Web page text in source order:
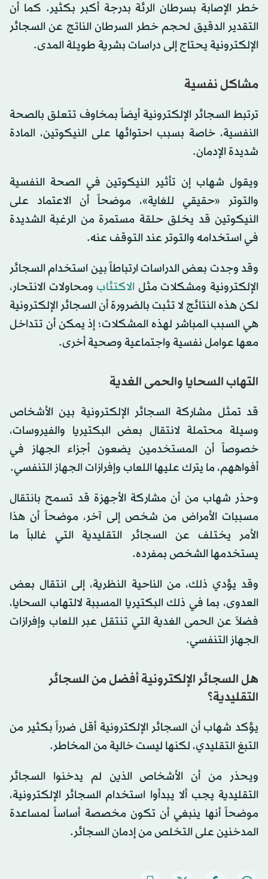
خطر الإصابة بسرطان الرئة بدرجة أكبر بكثير. كما أن
التقدير الدقيق لحجم خطر السرطان الناتج عن السجائر
الإلكترونية يحتاج إلى دراسات بشرية طويلة المدى.
مشاكل نفسية
ترتبط السجائر الإلكترونية أيضاً بمخاوف تتعلق بالصحة
النفسية، خاصة بسبب احتوائها على النيكوتين، المادة
شديدة الإدمان.
ويقول شهاب إن تأثير النيكوتين في الصحة النفسية
والتوتر «حقيقي للغاية»، موضحاً أن الاعتماد على
النيكوتين قد يخلق حلقة مستمرة من الرغبة الشديدة
في استخدامه والتوتر عند التوقف عنه.
وقد وجدت بعض الدراسات ارتباطاً بين استخدام السجائر
الإلكترونية ومشكلات مثل الاكتئاب ومحاولات الانتحار،
لكن هذه النتائج لا تثبت بالضرورة أن السجائر الإلكترونية
هي السبب المباشر لهذه المشكلات؛ إذ يمكن أن تتداخل
معها عوامل نفسية واجتماعية وصحية أخرى.
التهاب السحايا والحمى الغدية
قد تمثل مشاركة السجائر الإلكترونية بين الأشخاص
وسيلة محتملة لانتقال بعض البكتيريا والفيروسات،
خصوصاً أن المستخدمين يضعون أجزاء الجهاز في
أفواههم، ما يترك عليها اللعاب وإفرازات الجهاز التنفسي.
وحذر شهاب من أن مشاركة الأجهزة قد تسمح بانتقال
مسببات الأمراض من شخص إلى آخر، موضحاً أن هذا
الأمر يختلف عن السجائر التقليدية التي غالباً ما
يستخدمها الشخص بمفرده.
وقد يؤدي ذلك، من الناحية النظرية، إلى انتقال بعض
العدوى، بما في ذلك البكتيريا المسببة لالتهاب السحايا،
فضلاً عن الحمى الغدية التي تنتقل عبر اللعاب وإفرازات
الجهاز التنفسي.
هل السجائر الإلكترونية أفضل من السجائر
التقليدية؟
يؤكد شهاب أن السجائر الإلكترونية أقل ضرراً بكثير من
التبغ التقليدي، لكنها ليست خالية من المخاطر.
ويحذر من أن الأشخاص الذين لم يدخنوا السجائر
التقليدية يجب ألا يبدأوا استخدام السجائر الإلكترونية،
موضحاً أنها ينبغي أن تكون مخصصة أساساً لمساعدة
المدخنين على التخلص من إدمان السجائر.